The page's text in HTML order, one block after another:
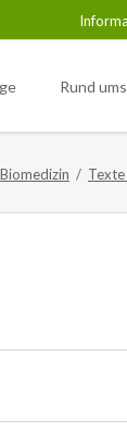
Rund